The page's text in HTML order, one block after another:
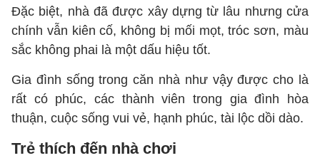
Đặc biệt, nhà đã được xây dựng từ lâu nhưng cửa
chính vẫn kiên cố, không bị mối mọt, tróc sơn, màu
sắc không phai là một dấu hiệu tốt.
Gia đình sống trong căn nhà như vậy được cho là
rất có phúc, các thành viên trong gia đình hòa
thuận, cuộc sống vui vẻ, hạnh phúc, tài lộc dồi dào.
Trẻ thích đến nhà chơi